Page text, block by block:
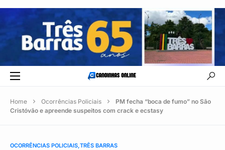
Home Ocorrências Policiais
PM fecha “boca de fumo” no São
Cristóvão e apreende suspeitos com crack e ecstasy
OCORRÊNCIAS POLICIAIS TRÊS BARRAS